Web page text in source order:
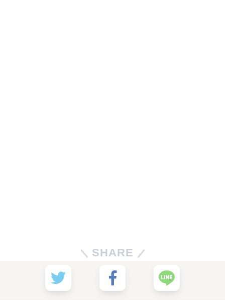
SHARE